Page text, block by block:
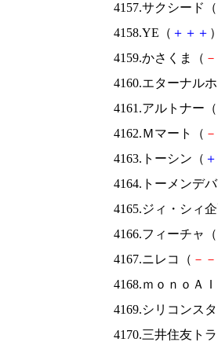
4157.サクシード（
4158.YE（ ＋ ＋ ＋
4159.かさくま（ －
4160.エターナル
4161.アルトナー（
4162.Ｍマート（ －
4163.トーシン（ ＋
4164.トーメンデ
4165.ジィ・シィ
4166.フィーチャ（
4167.ニレコ（ － －
4168.ｍｏｎｏＡ
4169.シリコンス
4170.三井住友ト